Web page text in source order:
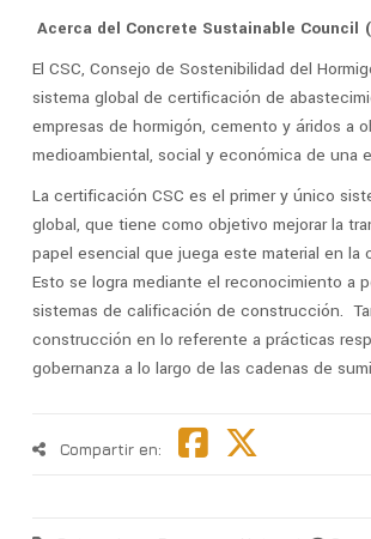
Acerca del Concrete Sustainable Council
El CSC, Consejo de Sostenibilidad del
sistema global de certificación de
empresas de hormigón, cemento y áridos a
medioambiental, social y económica de una
La certificación CSC es el primer y único
global, que tiene como objetivo mejorar la
papel esencial que juega este material en
Esto se logra mediante el reconocimiento a
sistemas de calificación de construcción.
construcción en lo referente a prácticas
gobernanza a lo largo de las cadenas de
Compartir en: